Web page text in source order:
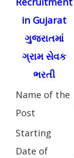
in Gujarat
ગુજરાતમાં
ગ્રામ સેવક
ભરતી
Name of the
Post
Starting
Date of